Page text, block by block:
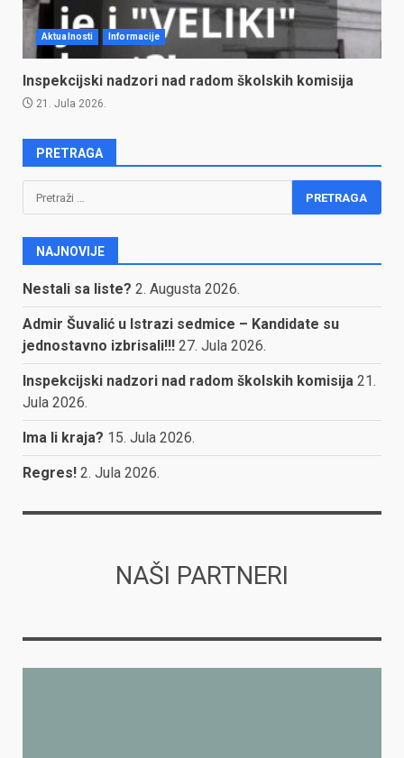
Aktualnosti Informacije
Inspekcijski nadzori nad radom školskih komisija
21. Jula 2026.
PRETRAGA
Pretraga:
NAJNOVIJE
Nestali sa liste? 2. Augusta 2026.
Admir Šuvalić u Istrazi sedmice – Kandidate su
jednostavno izbrisali!!! 27. Jula 2026.
Inspekcijski nadzori nad radom školskih komisija 21.
Jula 2026.
Ima li kraja? 15. Jula 2026.
Regres! 2. Jula 2026.
NAŠI PARTNERI